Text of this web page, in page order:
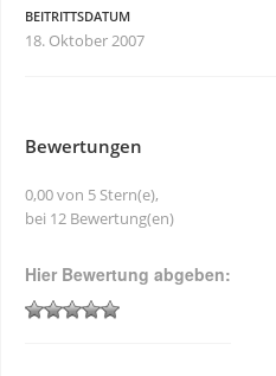
BEITRITTSDATUM
18. Oktober 2007
Bewertungen
0,00 von 5 Stern(e),
bei 12 Bewertung(en)
Hier Bewertung abgeben: